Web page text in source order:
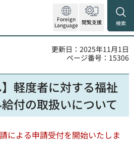
Foreign
Language 閲覧支援 検索
更新日：2025年11月1日
ページ番号：15306
】軽度者に対する福祉
付の取扱いについて
による申請受付を開始いたしま